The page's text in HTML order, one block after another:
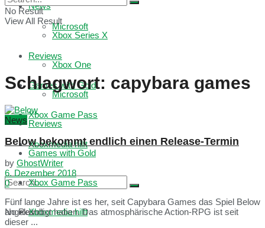
Microsoft
Reviews
Games with Gold
Xbox Game Pass
Xboxmedia hilft
No Result
News
Xbox Series X
Xbox One
Microsoft
Reviews
Games with Gold
Xbox Game Pass
Xboxmedia hilft
No Result
View All Result
Schlagwort: capybara games
News
Below bekommt endlich einen Release-Termin
by GhostWriter
6. Dezember 2018
0
Fünf lange Jahre ist es her, seit Capybara Games das Spiel Below
angekündigt haben. Das atmosphärische Action-RPG ist seit
dieser ...